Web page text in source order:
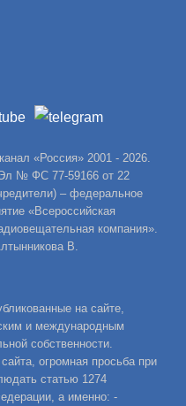
«Россия» 2001 - 2026.
№ ФС 77-59166 от 22
– федеральное
«Всероссийская
компания».
В.
на сайте,
и международным
собственности.
огромная просьба при
статью 1274
а именно: -